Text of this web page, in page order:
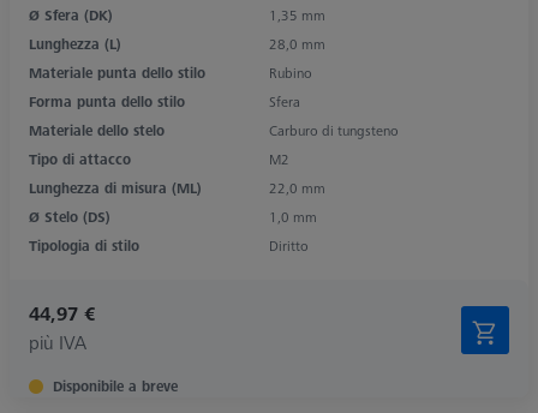
Ø Sfera (DK)
1,35 mm
Lunghezza (L)
28,0 mm
Materiale punta dello stilo
Rubino
Forma punta dello stilo
Sfera
Materiale dello stelo
Carburo di tungsteno
Tipo di attacco
M2
Lunghezza di misura (ML)
22,0 mm
Ø Stelo (DS)
1,0 mm
Tipologia di stilo
Diritto
44,97 €
più IVA
Disponibile a breve